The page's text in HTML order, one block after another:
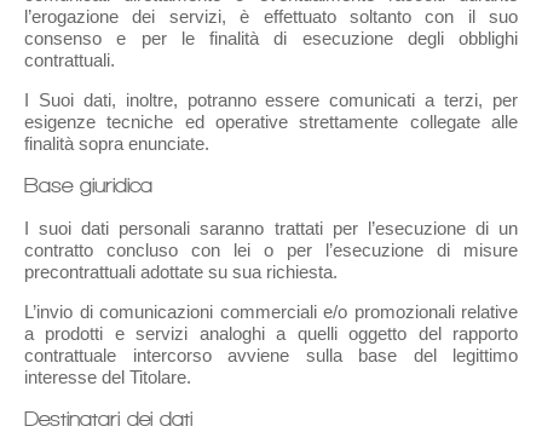
l’erogazione dei servizi, è effettuato soltanto con il suo
consenso e per le finalità di esecuzione degli obblighi
contrattuali.
I Suoi dati, inoltre, potranno essere comunicati a terzi, per
esigenze tecniche ed operative strettamente collegate alle
finalità sopra enunciate.
Base giuridica
I suoi dati personali saranno trattati per l’esecuzione di un
contratto concluso con lei o per l’esecuzione di misure
precontrattuali adottate su sua richiesta.
L’invio di comunicazioni commerciali e/o promozionali relative
a prodotti e servizi analoghi a quelli oggetto del rapporto
contrattuale intercorso avviene sulla base del legittimo
interesse del Titolare.
Destinatari dei dati